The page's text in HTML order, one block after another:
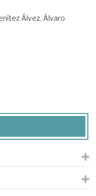
Álvez, Álvaro